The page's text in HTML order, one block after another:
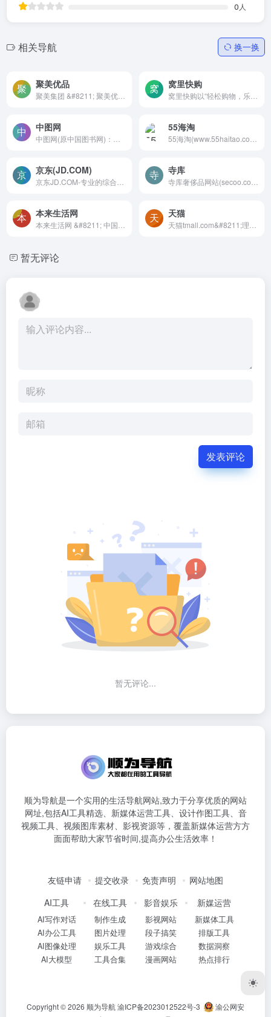
0 人
相关导航 换一换
聚美优品 窝里快购
中图网 55海淘
京东(JD.COM) 寺库
本来生活网 天猫
暂无评论
发表评论
暂无评论...
顺为导航是一个实用的生活导航网站,致力于分享优质的网站
网址,包括AI工具精选、新媒体运营工具、设计作图工具、音
视频工具、视频图库素材、影视资源等，覆盖新媒体运营方方
面面帮助大家节省时间,提高办公生活效率！
友链申请 提交收录 免责声明
网站地图
AI工具
AI写作对话
AI办公工具
AI图像处理
AI大模型
在线工具
制作生成
图片处理
娱乐工具
工具合集
影音娱乐
影视网站
段子搞笑
游戏综合
漫画网站
新媒运营
新媒体工具
排版工具
数据洞察
热点排行
Copyright © 2026 顺为导航渝ICP备2023012522号-3
渝公网安